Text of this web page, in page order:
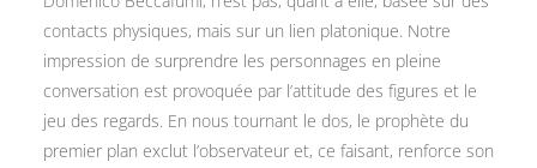
contacts physiques, mais sur un lien platonique. Notre
impression de surprendre les personnages en pleine
conversation est provoquée par l’attitude des figures et le
jeu des regards. En nous tournant le dos, le prophète du
premier plan exclut l’observateur et, ce faisant, renforce son